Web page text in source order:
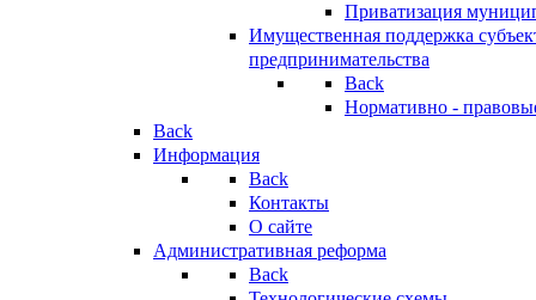
Приватизация
Имущественная поддержка
предпринимательства
Back
Нормативно -
Back
Информация
Back
Контакты
О сайте
Административная реформа
Back